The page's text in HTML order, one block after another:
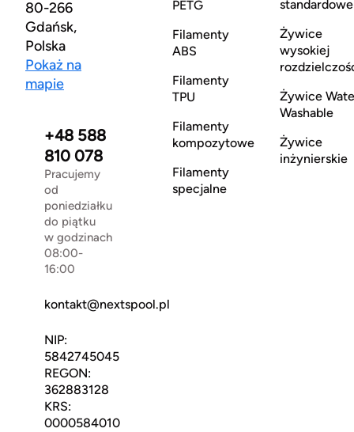
80-266
Gdańsk,
Polska
Pokaż na
mapie
+48 588
810 078
Pracujemy
od
poniedziałku
do piątku
w godzinach
08:00-
16:00
kontakt@nextspool.pl
NIP:
5842745045
REGON:
362883128
KRS:
0000584010
PETG
Filamenty
ABS
Filamenty
TPU
Filamenty
kompozytowe
Filamenty
specjalne
standardowe
Żywice
wysokiej
Żywice
Washable
Żywice
inżynierskie